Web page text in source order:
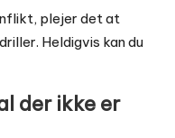
plejer det at
Heldigvis kan du
der ikke er